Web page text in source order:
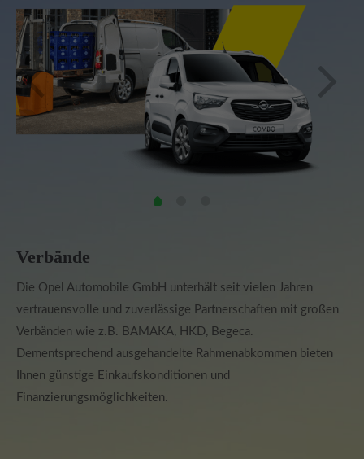
Verbände
Die Opel Automobile GmbH unterhält seit vielen Jahren
vertrauensvolle und zuverlässige Partnerschaften mit großen
Verbänden wie z.B. BAMAKA, HKD, Begeca.
Dementsprechend ausgehandelte Rahmenabkommen bieten
Ihnen günstige Einkaufskonditionen und
Finanzierungsmöglichkeiten.